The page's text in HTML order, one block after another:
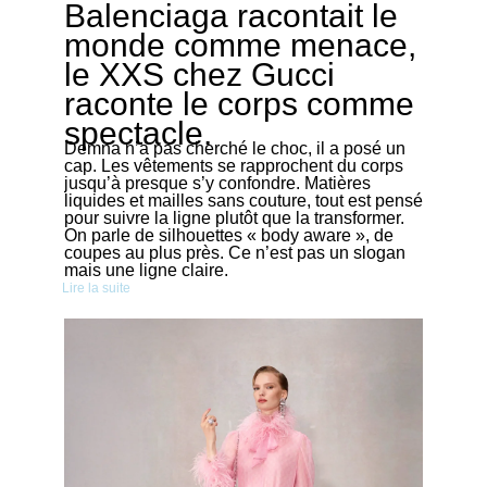
Balenciaga racontait le
monde comme menace,
le XXS chez Gucci
raconte le corps comme
spectacle.
Demna n’a pas cherché le choc, il a posé un
cap. Les vêtements se rapprochent du corps
jusqu’à presque s’y confondre. Matières
liquides et mailles sans couture, tout est pensé
pour suivre la ligne plutôt que la transformer.
On parle de silhouettes « body aware », de
coupes au plus près. Ce n’est pas un slogan
mais une ligne claire.
Lire la suite